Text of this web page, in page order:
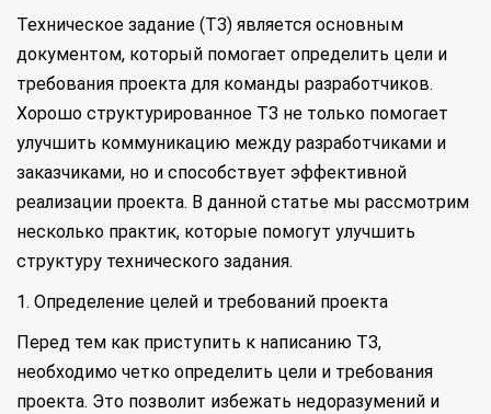
Техническое задание (ТЗ) является основным
документом, который помогает определить цели и
требования проекта для команды разработчиков.
Хорошо структурированное ТЗ не только помогает
улучшить коммуникацию между разработчиками и
заказчиками, но и способствует эффективной
реализации проекта. В данной статье мы рассмотрим
несколько практик, которые помогут улучшить
структуру технического задания.
1. Определение целей и требований проекта
Перед тем как приступить к написанию ТЗ,
необходимо четко определить цели и требования
проекта. Это позволит избежать недоразумений и